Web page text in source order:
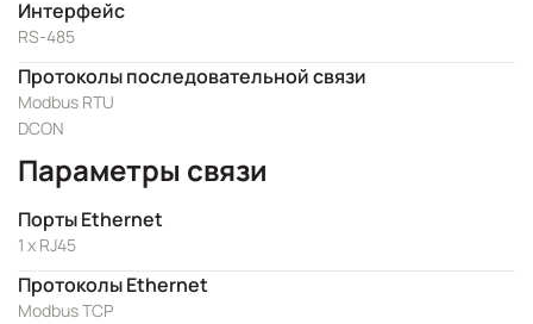
Интерфейс
RS-485
Протоколы последовательной связи
Modbus RTU
DCON
Параметры связи
Порты Ethernet
1 x RJ45
Протоколы Ethernet
Modbus TCP